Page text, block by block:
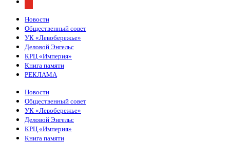
Новости
Общественный совет
УК «Левобережье»
Деловой Энгельс
КРЦ «Империя»
Книга памяти
РЕКЛАМА
Новости
Общественный совет
УК «Левобережье»
Деловой Энгельс
КРЦ «Империя»
Книга памяти